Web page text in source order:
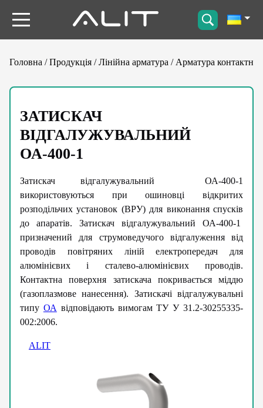
Головна /Продукція /Лінійна арматура / Арматура контактна
ЗАТИСКАЧ
ВІДГАЛУЖУВАЛЬНИЙ
ОА-400-1
Затискач відгалужувальний ОА-400-1
використовуються при ошиновці відкритих
розподільчих установок (ВРУ) для виконання спусків
до апаратів. Затискач відгалужувальний ОА-400-1
призначений для струмоведучого відгалуження від
проводів повітряних ліній електропередач для
алюмінієвих і сталево-алюмінієвих проводів.
Контактна поверхня затискача покривається міддю
(газоплазмове нанесення). Затискачі відгалужувальні
типу ОА відповідають вимогам ТУ У 31.2-30255335-
002:2006.
ALIT